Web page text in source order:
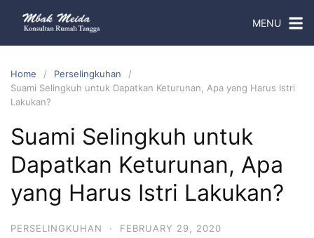
MENU
Home
Perselingkuhan
Suami Selingkuh untuk Dapatkan Keturunan, Apa yang Harus Istri
Lakukan?
Suami Selingkuh untuk
Dapatkan Keturunan, Apa
yang Harus Istri Lakukan?
PERSELINGKUHAN · FEBRUARY 29, 2020